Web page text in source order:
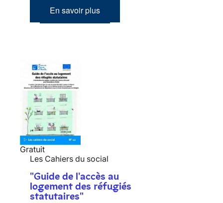
En savoir plus
Gratuit
Les Cahiers du social
"Guide de l'accès au
logement des réfugiés
statutaires"